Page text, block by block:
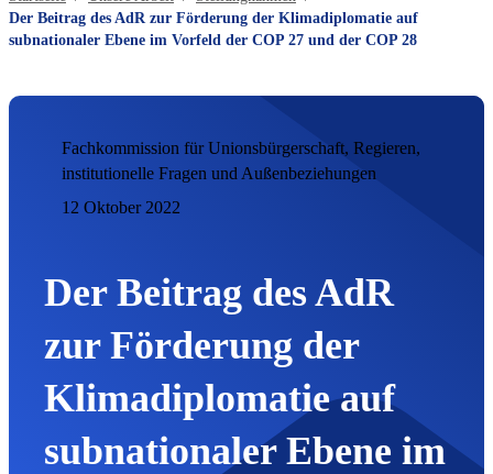
Der Beitrag des AdR zur Förderung der Klimadiplomatie auf
subnationaler Ebene im Vorfeld der COP 27 und der COP 28
Fachkommission für Unionsbürgerschaft, Regieren,
institutionelle Fragen und Außenbeziehungen
12 Oktober 2022
Der Beitrag des AdR
zur Förderung der
Klimadiplomatie auf
subnationaler Ebene im